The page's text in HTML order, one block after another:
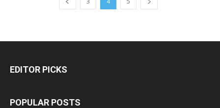
EDITOR PICKS
POPULAR POSTS